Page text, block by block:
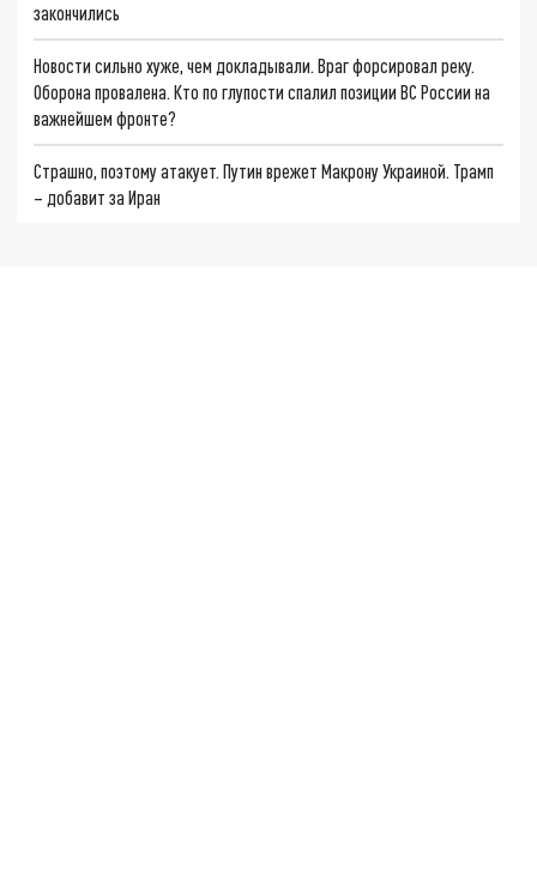
закончились
Новости сильно хуже, чем докладывали. Враг форсировал реку.
Оборона провалена. Кто по глупости спалил позиции ВС России на
важнейшем фронте?
Страшно, поэтому атакует. Путин врежет Макрону Украиной. Трамп
– добавит за Иран